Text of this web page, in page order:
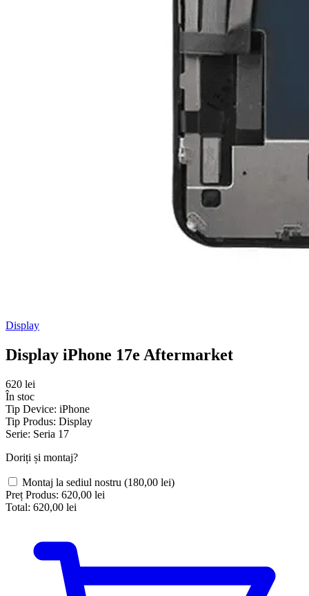
Display
Display iPhone 17e Aftermarket
620 lei
În stoc
Tip Device: iPhone
Tip Produs: Display
Serie: Seria 17
Doriți și montaj?
Montaj la sediul nostru (180,00 lei)
Preț Produs: 620,00 lei
Total: 620,00 lei